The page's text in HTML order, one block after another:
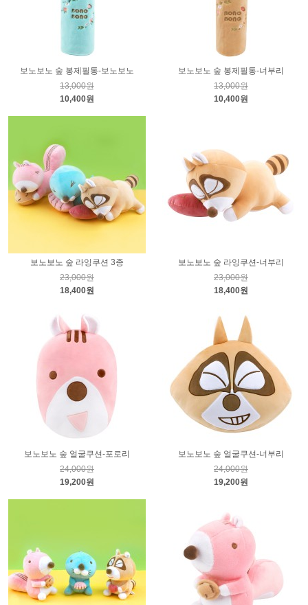
보노보노 숲 봉제필통-보노보노
13,000원
10,400원
보노보노 숲 봉제필통-너부리
13,000원
10,400원
보노보노 숲 라잉쿠션 3종
23,000원
18,400원
보노보노 숲 라잉쿠션-너부리
23,000원
18,400원
보노보노 숲 얼굴쿠션-포로리
24,000원
19,200원
보노보노 숲 얼굴쿠션-너부리
24,000원
19,200원